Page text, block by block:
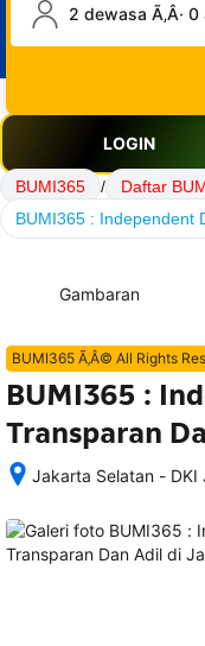
2 dewasa Ã‚Â· 0
LOGIN
BUMI365 / Daftar
BUMI365 : Independent
Gambaran
BUMI365 Ã‚Â© All Rights
BUMI365 :
Transparan
Jakarta Selatan -
memesan,
rincian